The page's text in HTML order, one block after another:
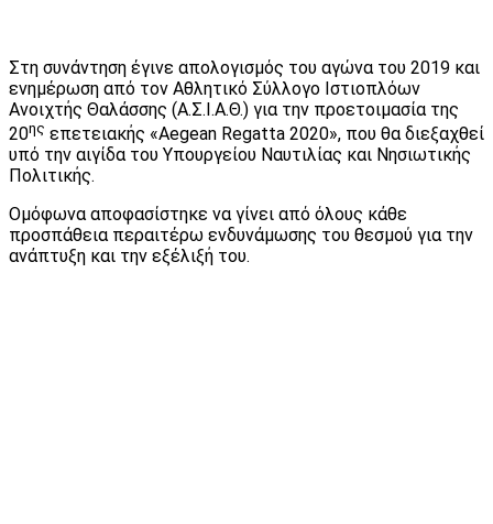
Στη συνάντηση έγινε απολογισμός του αγώνα του 2019 και
ενημέρωση από τον Αθλητικό Σύλλογο Ιστιοπλόων
Ανοιχτής Θαλάσσης (Α.Σ.Ι.Α.Θ.) για την προετοιμασία της
20ης επετειακής «Aegean Regatta 2020», που θα διεξαχθεί
υπό την αιγίδα του Υπουργείου Ναυτιλίας και Νησιωτικής
Πολιτικής.
Ομόφωνα αποφασίστηκε να γίνει από όλους κάθε
προσπάθεια περαιτέρω ενδυνάμωσης του θεσμού για την
ανάπτυξη και την εξέλιξή του.